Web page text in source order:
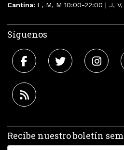
Cantina: L, M, M 10:00-22:00 | J,
Síguenos
Recibe nuestro boletín